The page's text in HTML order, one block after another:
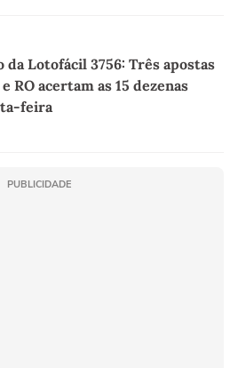
da Lotofácil 3756: Três apostas
e RO acertam as 15 dezenas
feira
PUBLICIDADE